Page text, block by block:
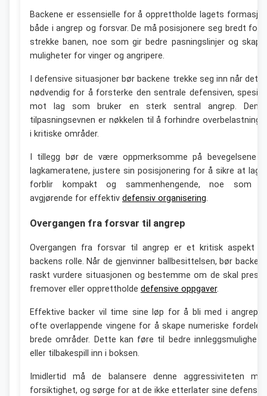
Backene er essensielle for å opprettholde lagets
både i angrep og forsvar. De må posisjonere seg bredt for
strekke banen, noe som gir bedre pasningslinjer og
muligheter for vinger og angripere.
I defensive situasjoner bør backene trekke seg inn når det
nødvendig for å forsterke den sentrale defensiven,
mot lag som bruker en sterk sentral angrep.
tilpasningsevnen er nøkkelen til å forhindre
i kritiske områder.
I tillegg bør de være oppmerksomme på bevegelsene
lagkameratene, justere sin posisjonering for å sikre at
forblir kompakt og sammenhengende, noe som
avgjørende for effektiv defensiv organisering.
Overgangen fra forsvar til angrep
Overgangen fra forsvar til angrep er et kritisk aspekt
backens rolle. Når de gjenvinner ballbesittelsen, bør
raskt vurdere situasjonen og bestemme om de skal
fremover eller opprettholde defensive oppgaver.
Effektive backer vil time sine løp for å bli med i
ofte overlappende vingene for å skape numeriske fordeler
brede områder. Dette kan føre til bedre
eller tilbakespill inn i boksen.
Imidlertid må de balansere denne aggressiviteten
forsiktighet, og sørge for at de ikke etterlater sine